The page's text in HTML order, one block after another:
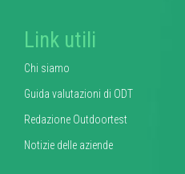
Link utili
Chi siamo
Guida valutazioni di ODT
Redazione Outdoortest
Notizie delle aziende